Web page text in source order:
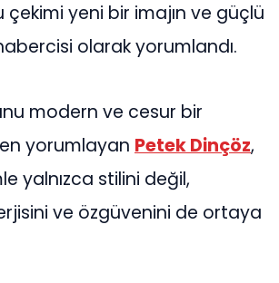
çekimi yeni bir imajın ve güçlü
olarak yorumlandı.
modern ve cesur bir
yorumlayan Petek Dinçöz,
yalnızca stilini değil,
ve özgüvenini de ortaya